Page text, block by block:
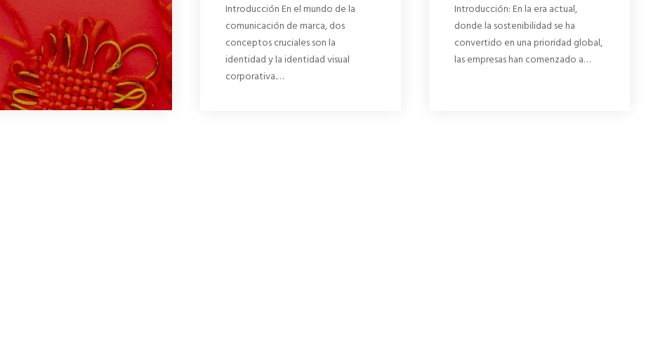
Introducción En el mundo de la
comunicación de marca, dos
conceptos cruciales son la
identidad y la identidad visual
corporativa.…
Introducción: En la era actual,
donde la sostenibilidad se ha
convertido en una prioridad global,
las empresas han comenzado a…